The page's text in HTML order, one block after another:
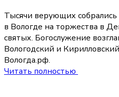
Тысячи верующих
в Вологде на торжества в
святых. Богослужение
Вологодский и
Вологда.рф.
Читать полностью